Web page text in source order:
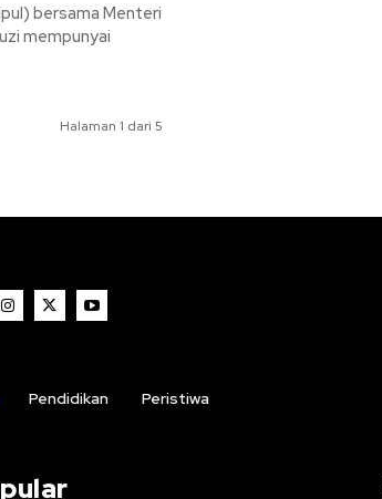
bersama Menteri
mempunyai
Halaman 1 dari 5
Pendidikan Peristiwa